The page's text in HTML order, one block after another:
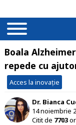
Boala
repede cu
Acces la inovație
Dr. Bianca
14 noiembrie
Citit de 7703